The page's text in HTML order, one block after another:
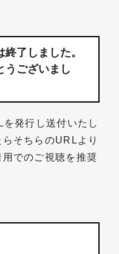
了しました。
うございまし
発行し送付いたし
そちらのURLより
でのご視聴を推奨